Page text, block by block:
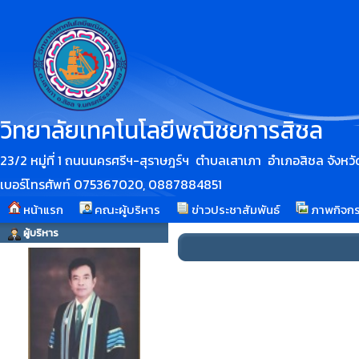
วิทยาลัยเทคโนโลยีพณิชยการสิชล
23/2 หมู่ที่ 1 ถนนนครศรีฯ-สุราษฎร์ฯ ตำบลเสาเภา อำเภอสิชล จังห
เบอร์โทรศัพท์ 075367020, 0887884851
หน้าแรก คณะผู้บริหาร ข่าวประชาสัมพันธ์ ภาพกิจก
ผู้บริหาร